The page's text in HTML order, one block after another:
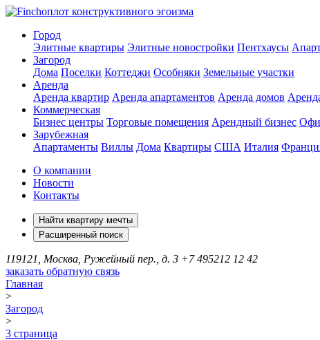
оплот конструктивного эгоизма
Город
Элитные квартиры Элитные новостройки Пентхаусы
Загород
Дома Поселки Коттеджи Особняки Земельные участки
Аренда
Аренда квартир Аренда апартаментов Аренда домов
Коммерческая
Бизнес центры Торговые помещения Арендный бизнес
Зарубежная
Апартаменты Виллы Дома Квартиры США Италия
О компании
Новости
Контакты
Найти квартиру мечты
Расширенный поиск
119121, Москва, Ружейный пер., д. 3 +7 495212 12 42
заказать обратную связь
Главная
>
Загород
>
3 страница